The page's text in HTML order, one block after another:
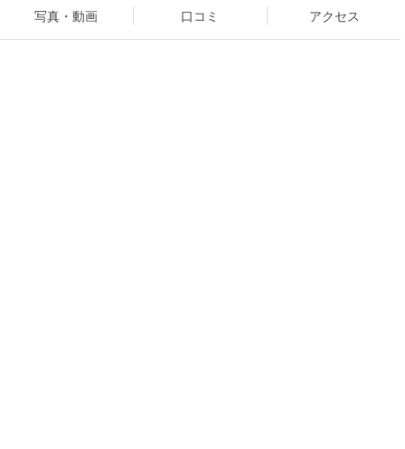
写真・動画 口コミ アクセス